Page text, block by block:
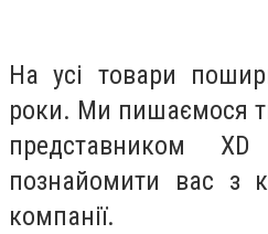
На усі товари
роки. Ми пишаємося
представником
познайомити вас з
компанії.